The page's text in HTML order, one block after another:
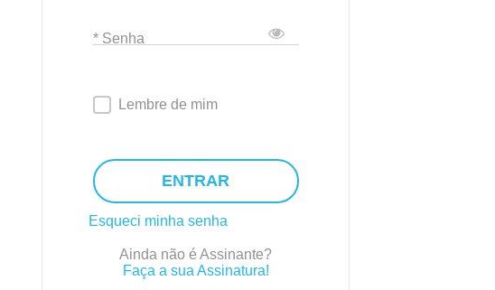
* Senha
Lembre de mim
ENTRAR
Esqueci minha senha
Ainda não é Assinante?
Faça a sua Assinatura!